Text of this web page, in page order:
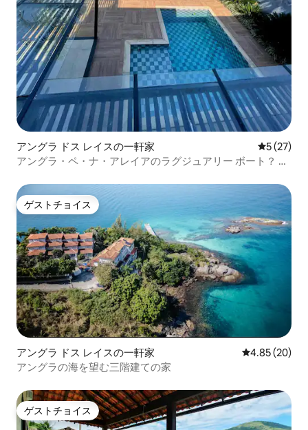
アングラ ドス レイスの一軒家 レビュー
5 (27)
アングラ・ペ・ナ・アレイアのラグジュアリー ボート？ プ
ゲストチョイス
ゲストチョイス
アングラ ドス レイスの一軒家 レビュー20
4.85 (20)
アングラの海を望む三階建ての家
ゲストチョイス
ゲストチョイス